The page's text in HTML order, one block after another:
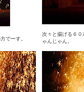
でーす。
次々と揚げる６
ゃんじゃん。